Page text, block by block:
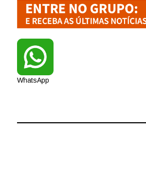
WhatsApp